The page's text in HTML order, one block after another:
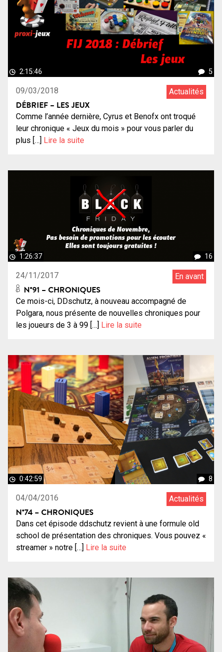
2:15:46 5
09/03/2018 Actualités
DÉBRIEF – LES JEUX
Comme l’année dernière, Cyrus et Benofx ont troqué
leur chronique « Jeux du mois » pour vous parler du
plus […] Lire la suite
1:26:37 16
24/11/2017 En avant
N°91 – CHRONIQUES
Ce mois-ci, DDschutz, à nouveau accompagné de
Polgara, nous présente de nouvelles chroniques pour
les joueurs de 3 à 99 […]
Lire la suite
0:42:59 8
04/04/2016 Actualités
N°74 – CHRONIQUES
Dans cet épisode ddschutz revient à une formule old
school de présentation des chroniques. Vous pouvez «
streamer » notre […]
Lire la suite